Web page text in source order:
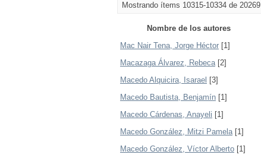
Mostrando ítems 10315-10334 de 20269
Nombre de los autores
Mac Nair Tena, Jorge Héctor [1]
Macazaga Álvarez, Rebeca[2]
Macedo Alquicira, Isarael [3]
Macedo Bautista, Benjamín [1]
Macedo Cárdenas, Anayeli [1]
Macedo González, Mitzi Pamela[1]
Macedo González, Víctor Alberto [1]